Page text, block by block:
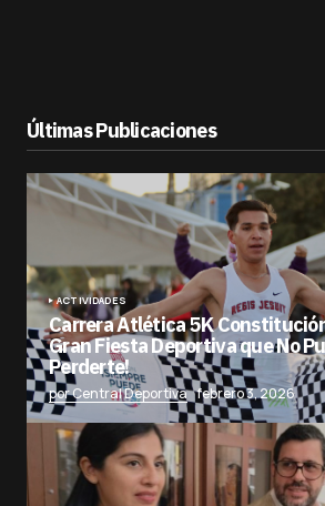
Últimas Publicaciones
ACTIVIDADES
Carrera Atlética 5K
Gran Fiesta Deportiva que No
Perderte!
por Central Deportiva febrero 3, 2026